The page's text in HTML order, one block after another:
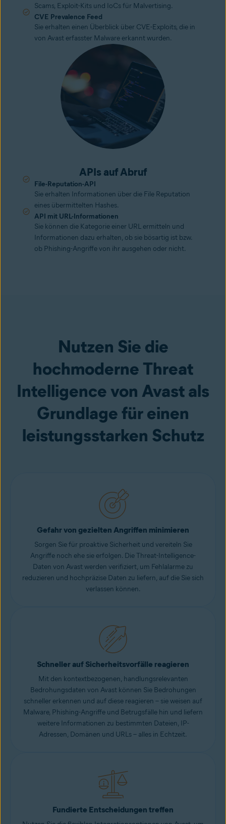
Scams, Exploit-Kits und IoCs für Malvertising.
CVE Prevalence Feed
Sie erhalten einen Überblick über CVE-Exploits, die in
von Avast erfasster Malware erkannt wurden.
APIs auf Abruf
File-Reputation-API
Sie erhalten Informationen über die File Reputation
eines übermittelten Hashes.
API mit URL-Informationen
Sie können die Kategorie einer URL ermitteln und
Informationen dazu erhalten, ob sie bösartig ist bzw.
ob Phishing-Angriffe von ihr ausgehen oder nicht.
Nutzen Sie die
hochmoderne Threat
Intelligence von Avast als
Grundlage für einen
leistungsstarken Schutz
Gefahr von gezielten Angriffen minimieren
Sorgen Sie für proaktive Sicherheit und vereiteln Sie
Angriffe noch ehe sie erfolgen. Die Threat-Intelligence-
Daten von Avast werden verifiziert, um Fehlalarme zu
reduzieren und hochpräzise Daten zu liefern, auf die Sie sich
verlassen können.
Schneller auf Sicherheitsvorfälle reagieren
Mit den kontextbezogenen, handlungsrelevanten
Bedrohungsdaten von Avast können Sie Bedrohungen
schneller erkennen und auf diese reagieren – sie weisen auf
Malware, Phishing-Angriffe und Betrugsfälle hin und liefern
weitere Informationen zu bestimmten Dateien, IP-
Adressen, Domänen und URLs – alles in Echtzeit.
Fundierte Entscheidungen treffen